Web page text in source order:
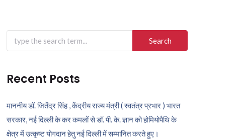
Search
for:
Recent Posts
माननीय डॉ. जितेंद्र सिंह , केंद्रीय राज्य मंत्री ( स्वतंत्र प्रभार ) भारत
सरकार, नई दिल्ली के कर कमलों से डॉ. पी. के. ज्ञान को होमियोपैथि के
क्षेत्र में उत्कृष्ट योगदान हेतु नई दिल्ली में सम्मानित करते हुए।